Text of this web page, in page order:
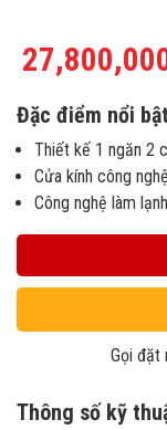
Đặc điểm nổi bật
Thiết kế 1 ngăn 2
Cửa kính công
Công nghệ làm
Gọi đặt
Thông số kỹ